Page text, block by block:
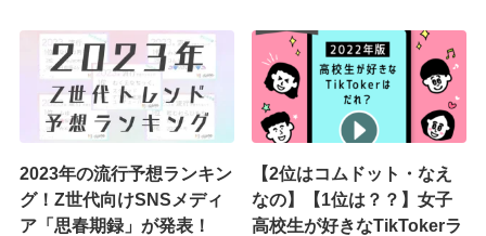
2023年の流行予想ランキン
グ！Z世代向けSNSメディ
ア「思春期録」が発表！
【2位はコムドット・なえ
なの】【1位は？？】女子
高校生が好きなTikTokerラ